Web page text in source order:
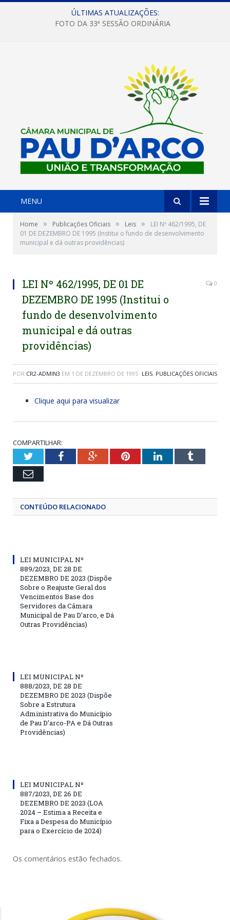
ÚLTIMAS ATUALIZAÇÕES:
FOTO DA 33ª SESSÃO ORDINÁRIA
MENU
Home » Publicações Oficiais » Leis »
LEI Nº 462/1995, DE
01 DE DEZEMBRO DE 1995 (Institui o fundo de desenvolvimento
municipal e dá outras providências)
LEI Nº 462/1995, DE 01 DE
DEZEMBRO DE 1995 (Institui o
fundo de desenvolvimento
municipal e dá outras
providências)
0
POR CR2-ADMIN3 EM 1 DE DEZEMBRO DE 1995 LEIS, PUBLICAÇÕES OFICIAIS
Clique aqui para visualizar
COMPARTILHAR:
TwitterFacebookGoogle+PinterestLinkedInTumblr
Email
CONTEÚDO RELACIONADO
LEI MUNICIPAL Nº
889/2023, DE 28 DE
DEZEMBRO DE 2023 (Dispõe
Sobre o Reajuste Geral dos
Vencimentos Base dos
Servidores da Câmara
Municipal de Pau D’arco, e Dá
Outras Providências)
LEI MUNICIPAL Nº
888/2023, DE 28 DE
DEZEMBRO DE 2023 (Dispõe
Sobre a Estrutura
Administrativa do Município
de Pau D’arco-PA e Dá Outras
Providências)
LEI MUNICIPAL Nº
887/2023, DE 26 DE
DEZEMBRO DE 2023 (LOA
2024 – Estima a Receita e
Fixa a Despesa do Município
para o Exercício de 2024)
Os comentários estão fechados.